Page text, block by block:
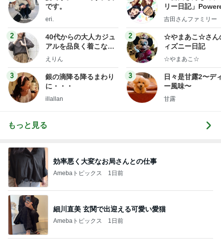
です。
eri.
2
40代からの大人カジュ
アルを品良く着こなす
ファッションブログ
えりん
3
銀の滴降る降るまわり
に・・・
illallan
リー日記」
y Ameba 吉田さ
ログ
吉田さんファミリー
2
☆やまあこ☆さん
ィズニー日記
☆やまあこ☆
3
日々是甘露2〜デ
ー風味〜
甘露
もっと見る
効率悪く大変なお局さんとの仕事
Amebaトピックス 1日前
細川直美 玄関で出迎える可愛い愛猫
Amebaトピックス 1日前